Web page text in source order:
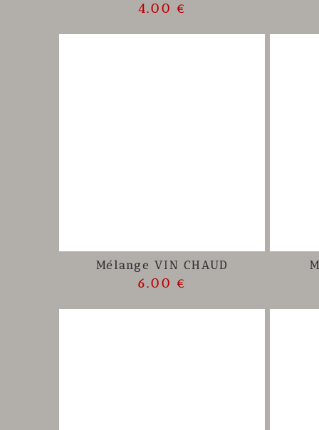
4.00 €
Mélange VIN CHAUD
6.00 €